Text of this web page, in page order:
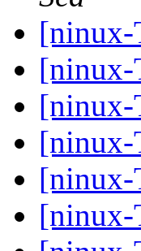
[ninux-
[ninux-